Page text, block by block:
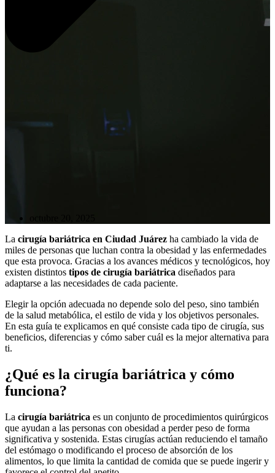
La cirugía bariátrica en Ciudad Juárez ha cambiado la vida de
miles de personas que luchan contra la obesidad y las enfermedades
que esta provoca. Gracias a los avances médicos y tecnológicos, hoy
existen distintos tipos de cirugía bariátrica diseñados para
adaptarse a las necesidades de cada paciente.
Elegir la opción adecuada no depende solo del peso, sino también
de la salud metabólica, el estilo de vida y los objetivos personales.
En esta guía te explicamos en qué consiste cada tipo de cirugía, sus
beneficios, diferencias y cómo saber cuál es la mejor alternativa para
ti.
¿Qué es la cirugía bariátrica y cómo
funciona?
La cirugía bariátrica es un conjunto de procedimientos quirúrgicos
que ayudan a las personas con obesidad a perder peso de forma
significativa y sostenida. Estas cirugías actúan reduciendo el tamaño
del estómago o modificando el proceso de absorción de los
alimentos, lo que limita la cantidad de comida que se puede ingerir y